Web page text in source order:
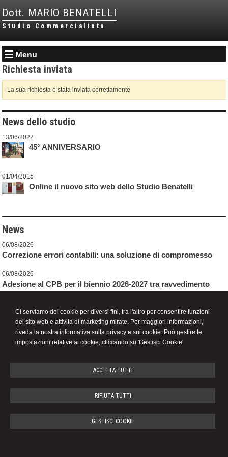
Ci serviamo dei cookie per diversi fini, tra l'altro per consentire funzioni
del sito web e attività di marketing mirate. Per maggiori informazioni,
riveda la nostra informativa sulla privacy e sui cookie. Può gestire le
impostazioni relative ai cookie, cliccando su 'Gestisci Cookie'
ACCETTA TUTTI
RIFIUTA TUTTI
GESTISCI COOKIE
Dott. MARIO BENATELLI
Studio Commercialista
Menu
Richiesta inviata
La sua richiesta è stata inviata correttamente
News dello studio
13/06/2022
45° ANNIVERSARIO
01/04/2015
Online il nuovo sito web dello Studio Benatelli
News
06/08/2026
Correzione errori contabili: una soluzione di compromesso
06/08/2026
Adesione al CPB per il biennio 2026-2027 tra ravvedimento
speciale e revisione delle cause di decadenza
06/08/2026
Decreto PA: le novità per ferie, retribuzione, prescrizione
crediti di lavoro e contrasto al caporalato
Dott. MARIO BENATELLI
30021,VE
Tel.0421210190Fax0421218406